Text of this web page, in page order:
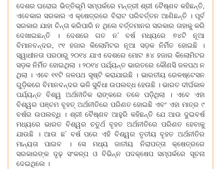
ଦେଶର ଘରୋଇ ଭିତ୍ତିଭୂମି ସମ୍ପର୍କରେ ମନ୍ତ୍ରୀ ଶ୍ରୀ ବୈଷ୍ଣବ କହିଛନ୍ତି,
ଏବେକାର ସରକାର ଏ କ୍ଷେତ୍ରରେ ବିରାଟ ପରିବର୍ତ୍ତନ ଆଣିଛନ୍ତି । ପୂର୍ବ
ସରକାର ଯାହା ଚିନ୍ତା କରିପାରି ନ ଥିଲେ ବର୍ତ୍ତମାନର ସରକାର ତାହାକୁ କରି
ଦେଖାଇଛନ୍ତି । ଦେଶରେ ଗତ ନ’ ବର୍ଷ ମଧ୍ୟରେ ୭୪ଟି ନୂଆ
ବିମାନବନ୍ଦର, ୯୧ ହଜାର କିଲୋମିଟର ନୂଆ ସଡ଼କ ନିର୍ମିତ ହୋଇଛି ।
ସ୍ୱାଧୀନତା ପରଠାରୁ ୨୦୧୪ ଯାଏ ଦେଶରେ ମୋଟ ୫୪ ହଜାର କିଲୋମିଟର
ସଡ଼କ ନିର୍ମିତ ହୋଇଥିଲା । ୨୦୧୪ ପର୍ଯ୍ୟନ୍ତ ଭାରତରେ କୌଣସି ଜଳପଥ ନ
ଥିଲା । ଏବେ ୧୧ଟି ଜଳପଥ ସୃଷ୍ଟି କରାଯାଇଛି । ଭାରତୀୟ ରେଳଷ୍ଟେସନ
ଗୁଡ଼ିକରେ ବିମାନବନ୍ଦର ଭଳି ସୁବିଧା ଉପଲବ୍ଧ ହେଉଛି । ଭାରତ ଦୀର୍ଘକାଳ
ପର୍ଯ୍ୟନ୍ତ ବିଶ୍ୱ ଅର୍ଥନୀତିକ ରାଙ୍କରେ ତଳେ ପଡ଼ିଥିଲା । ଏବେ ଏହା
ବିଶ୍ୱର ପଞ୍ଚମ ବୃହତ୍ ଅର୍ଥନୀତିରେ ପରିଣତ ହୋଇଛି ଏବଂ ଏହା ମାତ୍ର ୯
ବର୍ଷର ଉପଲବ୍ଧି । ଶ୍ରୀ ବୈଷ୍ଣବ ଆହୁରି କହିଛନ୍ତି ଯେ ଆଉ ଦୁଇବର୍ଷ
ମଧ୍ୟରେ ଭାରତ ବିଶ୍ୱର ଚତୁର୍ଥ ବୃହତ ଅର୍ଥନୀତିରେ ପରିଣତ ହେବାକୁ
ଯାଉଛି । ଆଉ ଛ’ ବର୍ଷ ପରେ ଏହି ବିଶ୍ୱର ତୃତୀୟ ବୃହତ ଅର୍ଥନୀତିର
ମାନ୍ୟତା ପାଇବ । ସେ ମଧ୍ୟ ଜାତୀୟ ନିରାପତ୍ତା କ୍ଷେତ୍ରରେ
ସରକାରଙ୍କ ଦୃଢ଼ ସଂକଳ୍ପ ଓ ବିଭିନ୍ନ ପଦକ୍ଷେପ ସମ୍ପର୍କରେ ସୂଚନା
ଦେଇଥିଲେ ।